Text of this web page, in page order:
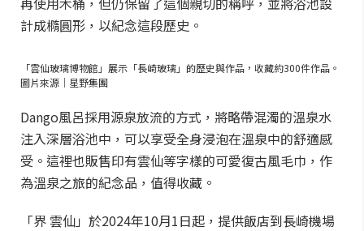
計成橢圓形，以紀念這段歷史。
「雲仙玻璃博物館」展示「長崎玻璃」的歷史與作品，收藏約300件作品。
圖片來源｜星野集團
Dango風呂採用源泉放流的方式，將略帶混濁的溫泉水
注入深層浴池中，可以享受全身浸泡在溫泉中的舒適感
受。這裡也販售印有雲仙等字樣的可愛復古風毛巾，作
為溫泉之旅的紀念品，值得收藏。
「界 雲仙」於2024年10月1日起，提供飯店到長崎機場